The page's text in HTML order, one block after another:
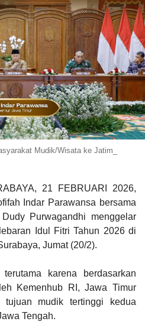
Mudik/Wisata ke Jatim_
21 FEBRUARI 2026,
Indar Parawansa bersama
Purwagandhi menggelar
Idul Fitri Tahun 2026 di
Jumat (20/2).
karena berdasarkan
Kemenhub RI, Jawa Timur
tujuan mudik tertinggi kedua
Tengah.